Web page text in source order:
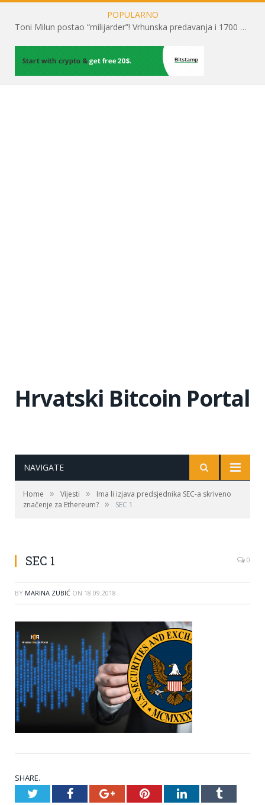
POPULARNO
Toni Milun postao “milijarder”! Vrhunska predavanja i 1700 posjetitelja obilježili su mjesec financijske pismenosti
Hrvatski Bitcoin Portal
NAVIGATE
Home » Vijesti »
Ima li izjava predsjednika SEC-a skriveno
značenje za Ethereum? » SEC 1
SEC 1 0
BY MARINA ZUBIĆ ON 18.09.2018
SHARE.
TwitterFacebookGoogle+PinterestLinkedInTumblr